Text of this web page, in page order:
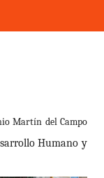
Martín del Campo
Humano y